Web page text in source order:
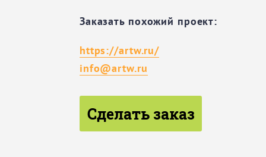
Заказать похожий проект:
https://artw.ru/
info@artw.ru
Сделать заказ